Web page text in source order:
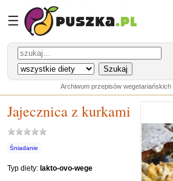
☰
Archiwum przepisów wegetariańskich
Jajecznica z kurkami
Śniadanie
Typ diety: lakto-ovo-wege